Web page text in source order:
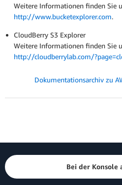
Weitere Informationen finden Sie
http://www.bucketexplorer.com.
CloudBerry S3 Explorer
Weitere Informationen finden Sie
http://cloudberrylab.com/
Dokumentationsarchiv zu
Bei der Konsole